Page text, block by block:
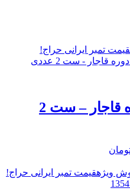
قیمت تمبر ایرانی حراج!
تمبر بوداپست دوره قاجار – ست 2
تومان2,200,000 تومان.ویژهقیمت تمبر ایرانی حراج!